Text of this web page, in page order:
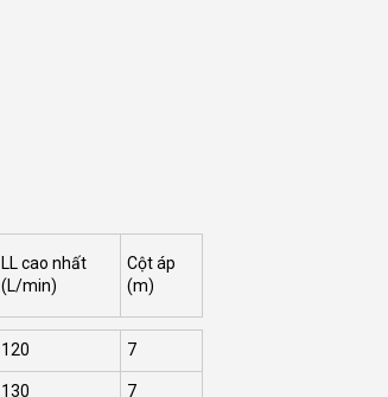
LL cao nhất
(L/min)
Cột áp
(m)
120 7
130 7